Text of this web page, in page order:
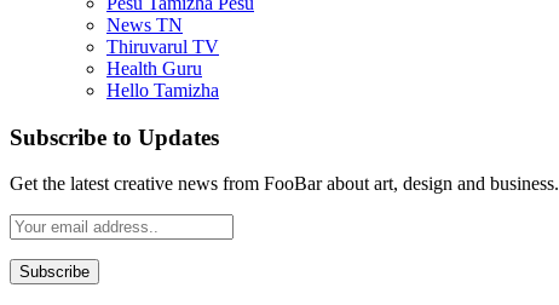
News TN
Thiruvarul TV
Health Guru
Hello Tamizha
Subscribe to Updates
Get the latest creative news from FooBar about art, design and business.